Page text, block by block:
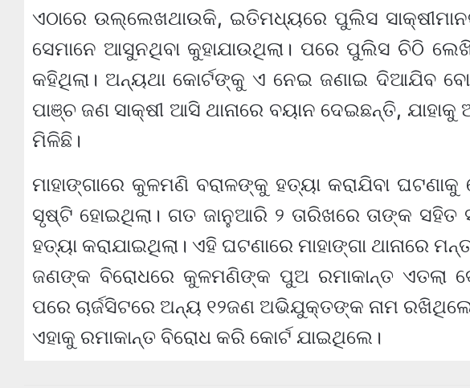
ଏଠାରେ ଉଲ୍ଲେଖଥାଉକି, ଇତିମଧ୍ୟରେ ପୁଲିସ
ସେମାନେ ଆସୁନଥିବା କୁହାଯାଉଥିଲା। ପରେ ପୁଲିସ ଚିଠି
କହିଥିଲା। ଅନ୍ୟଥା କୋର୍ଟଙ୍କୁ ଏ ନେଇ ଜଣାଇ ଦିଆଯିବ
ପାଞ୍ଚ ଜଣ ସାକ୍ଷୀ ଆସି ଥାନାରେ ବୟାନ ଦେଇଛନ୍ତି,
ମିଳିଛି।
ମାହାଙ୍ଗାରେ କୁଳମଣି ବରାଳଙ୍କୁ ହତ୍ୟା କରାଯିବା
ସୃଷ୍ଟି ହୋଇଥିଲା। ଗତ ଜାନୁଆରି ୨ ତାରିଖରେ ତାଙ୍କ ସହିତ
ହତ୍ୟା କରାଯାଇଥିଲା। ଏହି ଘଟଣାରେ ମାହାଙ୍ଗା ଥାନାରେ
ଜଣଙ୍କ ବିରୋଧରେ କୁଳମଣିଙ୍କ ପୁଅ ରମାକାନ୍ତ ଏତଲା
ପରେ ଚାର୍ଜସିଟରେ ଅନ୍ୟ ୧୨ଜଣ ଅଭିଯୁକ୍ତଙ୍କ ନାମ
ଏହାକୁ ରମାକାନ୍ତ ବିରୋଧ କରି କୋର୍ଟ ଯାଇଥିଲେ।